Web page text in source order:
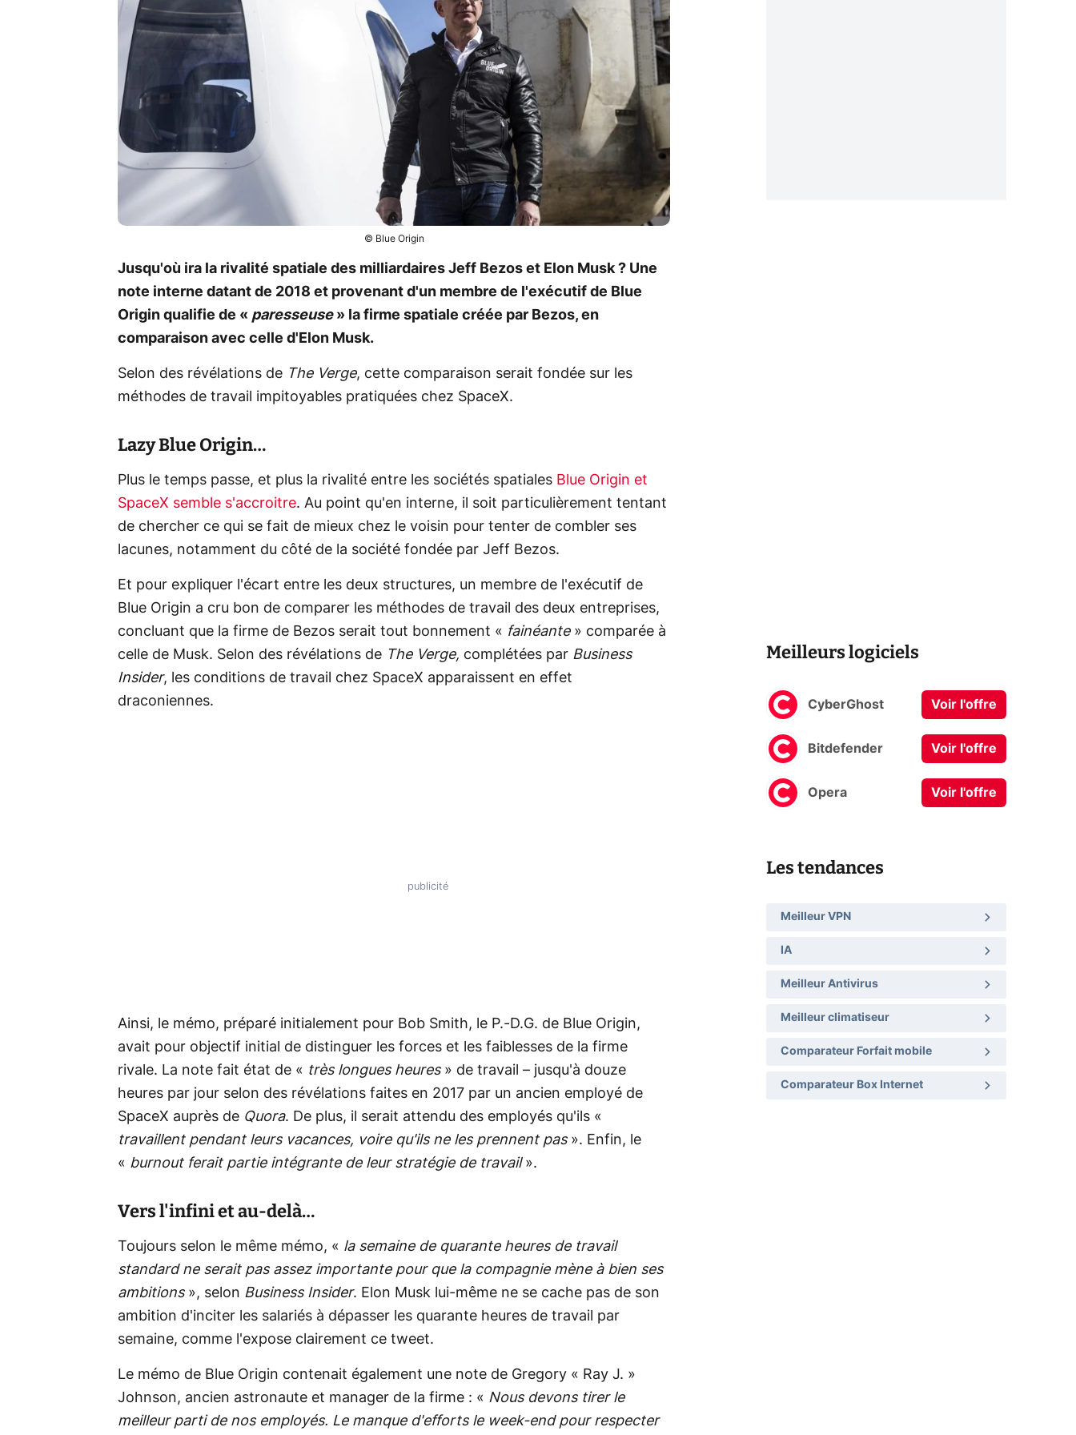
© Blue Origin
Jusqu'où ira la rivalité spatiale des milliardaires Jeff Bezos et Elon Musk ? Une
note interne datant de 2018 et provenant d'un membre de l'exécutif de Blue
Origin qualifie de « paresseuse» la firme spatiale créée par Bezos, en
comparaison avec celle d'Elon Musk.
Selon des révélations de The Verge, cette comparaison serait fondée sur les
méthodes de travail impitoyables pratiquées chez SpaceX.
Lazy Blue Origin…
Plus le temps passe, et plus la rivalité entre les sociétés spatiales Blue Origin et
SpaceX semble s'accroitre. Au point qu'en interne, il soit particulièrement tentant
de chercher ce qui se fait de mieux chez le voisin pour tenter de combler ses
lacunes, notamment du côté de la société fondée par Jeff Bezos.
Et pour expliquer l'écart entre les deux structures, un membre de l'exécutif de
Blue Origin a cru bon de comparer les méthodes de travail des deux entreprises,
concluant que la firme de Bezos serait tout bonnement « fainéante» comparée à
celle de Musk. Selon des révélations de The Verge, complétées par Business
Insider, les conditions de travail chez SpaceX apparaissent en effet
draconiennes.
Ainsi, le mémo, préparé initialement pour Bob Smith, le P.-D.G. de Blue Origin,
avait pour objectif initial de distinguer les forces et les faiblesses de la firme
rivale. La note fait état de « très longues heures» de travail – jusqu'à douze
heures par jour selon des révélations faites en 2017 par un ancien employé de
SpaceX auprès de Quora. De plus, il serait attendu des employés qu'ils «
travaillent pendant leurs vacances, voire qu'ils ne les prennent pas ». Enfin, le
« burnout ferait partie intégrante de leur stratégie de travail ».
Vers l'infini et au-delà…
Toujours selon le même mémo, « la semaine de quarante heures de travail
standard ne serait pas assez importante pour que la compagnie mène à bien ses
ambitions », selon Business Insider. Elon Musk lui-même ne se cache pas de son
ambition d'inciter les salariés à dépasser les quarante heures de travail par
semaine, comme l'expose clairement ce tweet.
Le mémo de Blue Origin contenait également une note de Gregory « Ray J. »
Johnson, ancien astronaute et manager de la firme : « Nous devons tirer le
meilleur parti de nos employés. Le manque d'efforts le week-end pour respecter
Meilleurs logiciels
CyberGhost Voir l'offre
Bitdefender Voir l'offre
Opera Voir l'offre
Les tendances
Meilleur VPN
IA
Meilleur Antivirus
Meilleur climatiseur
Comparateur Forfait mobile
Comparateur Box Internet